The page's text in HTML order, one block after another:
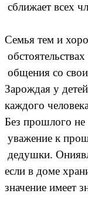
сближает всех
Семья тем и
обстоятельствах
общения со
Зарождая у детей
каждого
Без прошлого не
уважение к
дедушки.
если в доме
значение имеет